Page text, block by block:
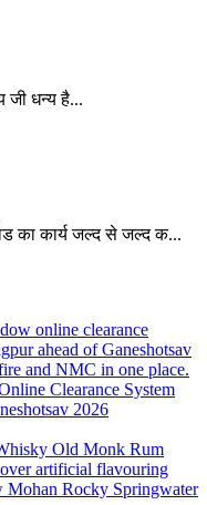
जी धन्य है...
का कार्य जल्द से जल्द क...
Clearance System
2026